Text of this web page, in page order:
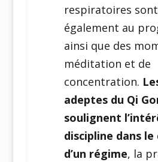
respiratoires sont
également au
ainsi que des
méditation et de
concentration.
adeptes du Qi
soulignent
discipline dans le
d’un régime, la